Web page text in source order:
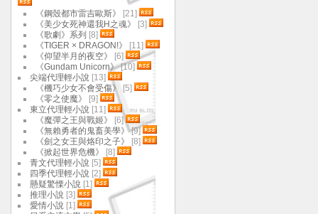
《鋼殼都市雷吉歐斯》
[21]
《美少女死神還我H之魂》
[3]
《歌劇》系列 [8]
《TIGER × DRAGON!》
[11]
《仰望半月的夜空》
[6]
《Gundam Unicorn》[10]
尖端代理輕小說 [13]
《機巧少女不會受傷》
[5]
《零之使魔》
[9]
東立代理輕小說 [11]
《魔彈之王與戰姬》
[6]
《無賴勇者的鬼畜美學》[9]
《劍之女王與烙印之子》
[8]
《掀起世界危機》
[8]
青文代理輕小說 [5]
四季代理輕小說 [2]
懸疑驚慄小說 [1]
推理小說 [3]
愛情小說 [1]